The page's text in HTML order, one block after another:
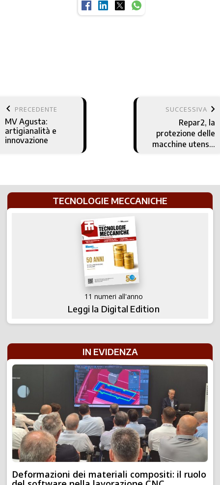
keyboard_arrow_left PRECEDENTE
MV Agusta:
artigianalità e
innovazione
SUCCESSIVA keyboard_arrow_right
Repar2, la
protezione delle
macchine utensili
TECNOLOGIE MECCANICHE
11 numeri all'anno
Leggi la Digital Edition
IN EVIDENZA
Deformazioni dei materiali compositi: il ruolo